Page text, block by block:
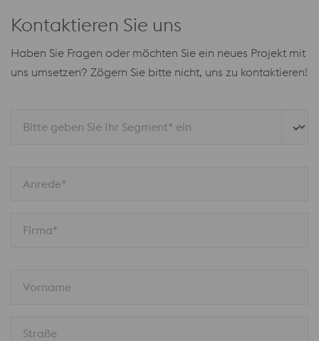
Kontaktieren Sie uns
Haben Sie Fragen oder möchten Sie ein neues Projekt mit
uns umsetzen? Zögern Sie bitte nicht, uns zu kontaktieren!
Bitte geben Sie Ihr Segment* ein
Anrede*
Firma*
Vorname
Straße